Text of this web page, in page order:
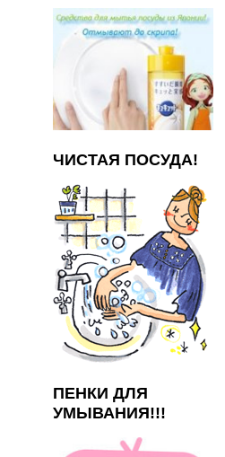
ЧИСТАЯ ПОСУДА!
ПЕНКИ ДЛЯ
УМЫВАНИЯ!!!